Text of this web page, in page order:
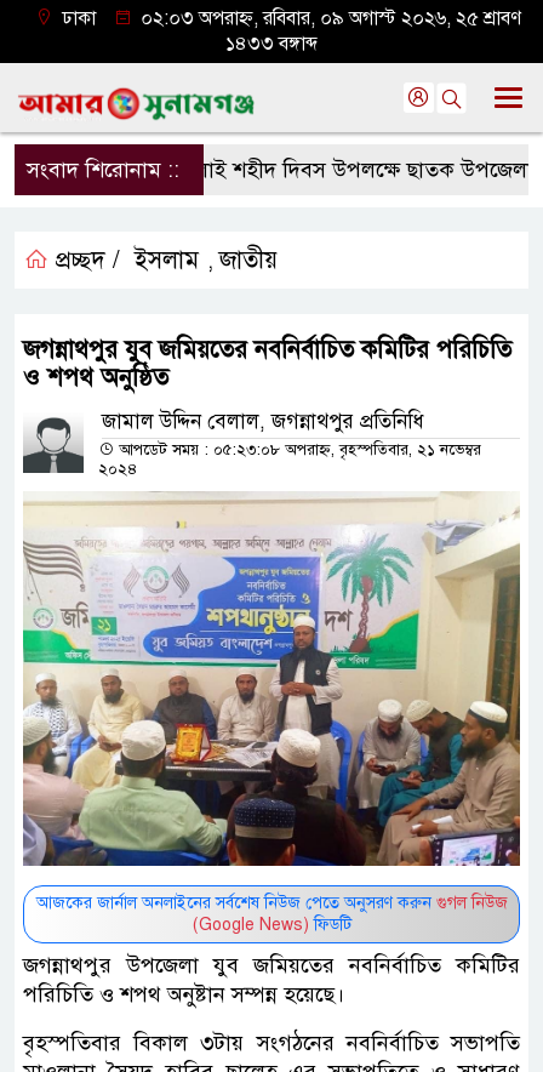
ঢাকা
০২:০৩ অপরাহ্ন, রবিবার, ০৯ অগাস্ট ২০২৬, ২৫ শ্রাবণ
১৪৩৩ বঙ্গাব্দ
সংবাদ শিরোনাম ::জুলাই শহীদ দিবস উপলক্ষে ছাতক উপজেলা
প্রচ্ছদ / ইসলাম ,জাতীয়
জগন্নাথপুর যুব জমিয়তের নবনির্বাচিত কমিটির পরিচিতি
ও শপথ অনুষ্ঠিত
জামাল উদ্দিন বেলাল, জগন্নাথপুর প্রতিনিধি
আপডেট সময় : ০৫:২৩:০৮ অপরাহ্ন, বৃহস্পতিবার, ২১ নভেম্বর
২০২৪
আজকের জার্নাল অনলাইনের সর্বশেষ নিউজ পেতে অনুসরণ করুন গুগল নিউজ
(Google News) ফিডটি
জগন্নাথপুর উপজেলা যুব জমিয়তের নবনির্বাচিত কমিটির
পরিচিতি ও শপথ অনুষ্টান সম্পন্ন হয়েছে।
বৃহস্পতিবার বিকাল ৩টায় সংগঠনের নবনির্বাচিত সভাপতি